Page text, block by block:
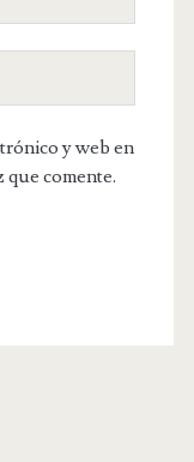
y web en
que comente.